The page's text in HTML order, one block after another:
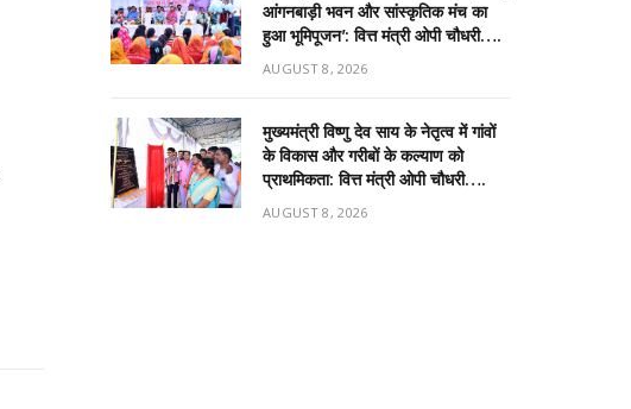
आंगनबाड़ी भवन और सांस्कृतिक मंच का
हुआ भूमिपूजन’: वित्त मंत्री ओपी चौधरी….
AUGUST 8, 2026
मुख्यमंत्री विष्णु देव साय के नेतृत्व में गांवों
के विकास और गरीबों के कल्याण को
प्राथमिकता: वित्त मंत्री ओपी चौधरी….
AUGUST 8, 2026